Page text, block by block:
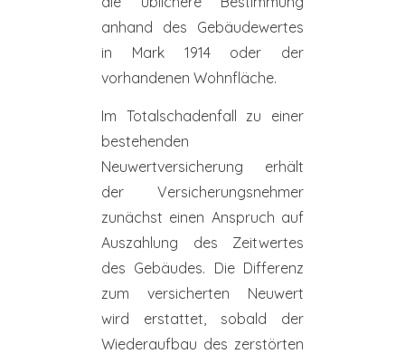
anhand des Gebäudewertes
in Mark 1914 oder der
vorhandenen Wohnfläche.
Im Totalschadenfall zu einer
bestehenden
Neuwertversicherung erhält
der Versicherungsnehmer
zunächst einen Anspruch auf
Auszahlung des Zeitwertes
des Gebäudes. Die Differenz
zum versicherten Neuwert
wird erstattet, sobald der
Wiederaufbau des zerstörten